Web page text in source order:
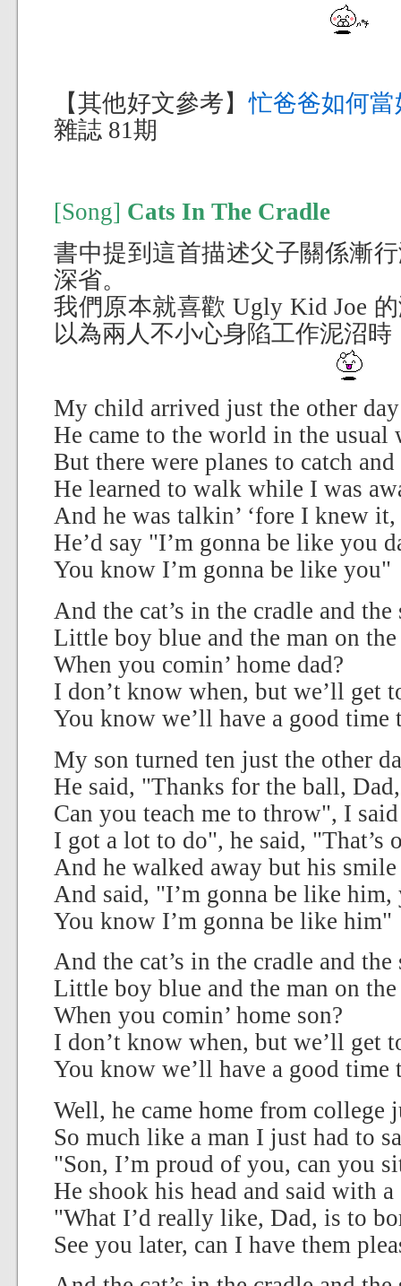
【其他好文參考】忙爸爸如何當
雜誌 81期
[Song] Cats In The Cradle
書中提到這首描述父子關係漸
深省。
我們原本就喜歡 Ugly Kid Joe
以為兩人不小心身陷工作泥沼
My child arrived just the other day
He came to the world in the usual
But there were planes to catch
He learned to walk while I was
And he was talkin’ ‘fore I knew it,
He’d say "I’m gonna be like you
You know I’m gonna be like you"
And the cat’s in the cradle and
Little boy blue and the man on
When you comin’ home dad?
I don’t know when, but we’ll get
You know we’ll have a good time
My son turned ten just the other
He said, "Thanks for the ball,
Can you teach me to throw", I
I got a lot to do", he said, "That’s
And he walked away but his
And said, "I’m gonna be like him,
You know I’m gonna be like him"
And the cat’s in the cradle and
Little boy blue and the man on
When you comin’ home son?
I don’t know when, but we’ll get
You know we’ll have a good time
Well, he came home from college
So much like a man I just had to
"Son, I’m proud of you, can you
He shook his head and said with
"What I’d really like, Dad, is to
See you later, can I have them